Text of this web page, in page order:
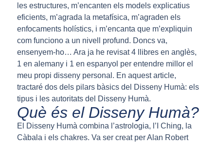
les estructures, m’encanten els models explicatius
eficients, m’agrada la metafísica, m’agraden els
enfocaments holístics, i m’encanta que m’expliquin
com funciono a un nivell profund. Doncs va,
ensenyem-ho… Ara ja he revisat 4 llibres en anglès,
1 en alemany i 1 en espanyol per entendre millor el
meu propi disseny personal. En aquest article,
tractaré dos dels pilars bàsics del Disseny Humà: els
tipus i les autoritats del Disseny Humà.
Què és el Disseny Humà?
El Disseny Humà combina l’astrologia, l’I Ching, la
Càbala i els chakres. Va ser creat per Alan Robert